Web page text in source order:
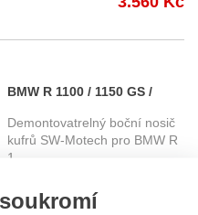
BMW R 1100 / 1150 GS /
Adventure (94-05) - boční
nosič EVO SW-Motech
Demontovatrelný boční nosič
kufrů SW-Motech pro BMW R
1